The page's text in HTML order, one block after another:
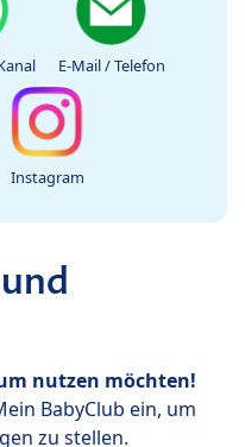
E-Mail / Telefon
Instagram
nutzen möchten!
BabyClub ein, um
zu stellen.